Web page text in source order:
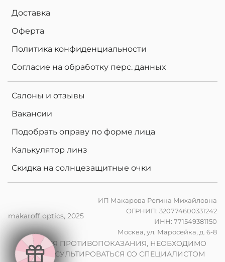
Доставка
Оферта
Политика конфиденциальности
Согласие на обработку перс. данных
Салоны и отзывы
Вакансии
Подобрать оправу по форме лица
Калькулятор линз
Скидка на солнцезащитные очки
makaroff optics, 2025
ИП Макарова Регина Михайловна
ОГРНИП: 320774600331242
ИНН: 771549381150
Москва, ул. Маросейка, д. 6-8
ИМЕЮТСЯ ПРОТИВОПОКАЗАНИЯ, НЕОБХОДИМО
ПРОКОНСУЛЬТИРОВАТЬСЯ СО СПЕЦИАЛИСТОМ
2
0
%
н
а
к
о
м
п
ь
ю
т
е
р
ы
л
и
н
з
ы
п
р
и
з
а
к
а
з
е
о
ч
к
о